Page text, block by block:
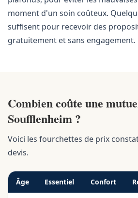
moment d'un soin coûteux.
suffisent pour recevoir des
gratuitement et sans engagement.
Combien coûte une
Soufflenheim ?
Voici les fourchettes de prix
devis.
Âge Essentiel Confort